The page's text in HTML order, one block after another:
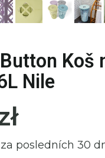
Koš
Nile
posledních 30